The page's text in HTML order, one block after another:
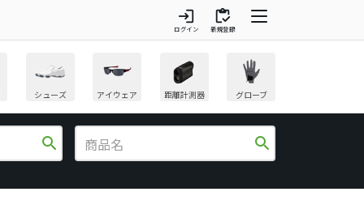
login
ログイン
inventory
新規登録
シューズ アイウェア 距離計測器 グローブ
search search